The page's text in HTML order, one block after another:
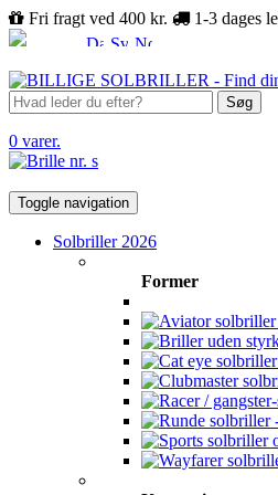
Fri fragt ved 400 kr. 1-3 dages
Søg
0 varer.
Toggle navigation
Solbriller 2026
Former